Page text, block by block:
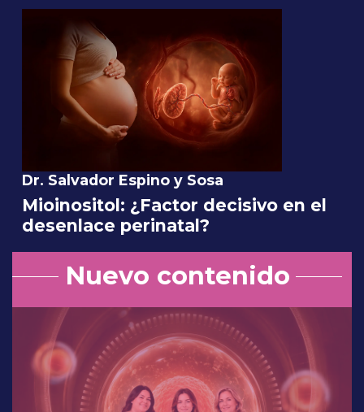
Dr. Salvador Espino y Sosa
Mioinositol: ¿Factor decisivo en el
desenlace perinatal?
Nuevo contenido